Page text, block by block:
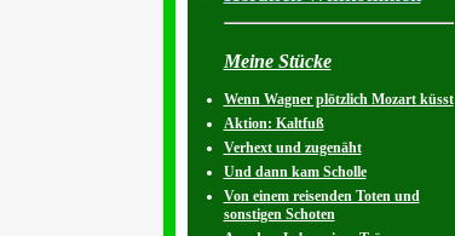
Meine Stücke
Wenn Wagner plötzlich Mozart küsst
Aktion: Kaltfuß
Verhext und zugenäht
Und dann kam Scholle
Von einem reisenden Toten und
sonstigen Schoten